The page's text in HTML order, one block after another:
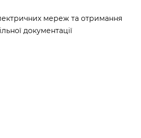
мереж та отримання
документації